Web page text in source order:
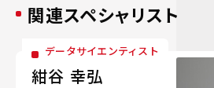
関連スペシャリスト
データサイエンティスト
紺谷 幸弘